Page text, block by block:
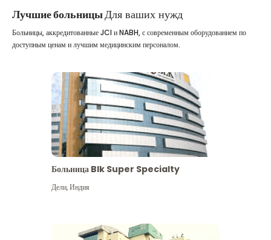
Лучшие больницыДля ваших нужд
Больницы, аккредитованные JCI и NABH, с современным оборудованием по
доступным ценам и лучшим медицинским персоналом.
Больница Blk Super Specialty
Дели,Индия